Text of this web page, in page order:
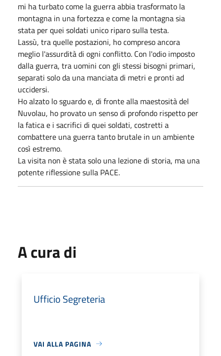
mi ha turbato come la guerra abbia trasformato la
montagna in una fortezza e come la montagna sia
stata per quei soldati unico riparo sulla testa.
Lassù, tra quelle postazioni, ho compreso ancora
meglio l'assurdità di ogni conflitto. Con l'odio imposto
dalla guerra, tra uomini con gli stessi bisogni primari,
separati solo da una manciata di metri e pronti ad
uccidersi.
Ho alzato lo sguardo e, di fronte alla maestosità del
Nuvolau, ho provato un senso di profondo rispetto per
la fatica e i sacrifici di quei soldati, costretti a
combattere una guerra tanto brutale in un ambiente
così estremo.
La visita non è stata solo una lezione di storia, ma una
potente riflessione sulla PACE.
A cura di
Ufficio Segreteria
VAI ALLA PAGINA